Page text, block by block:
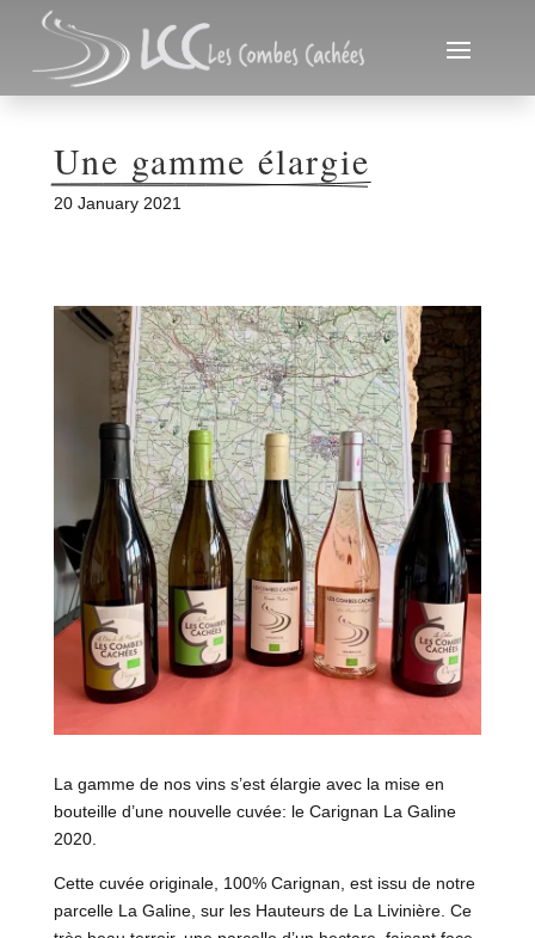
Une gamme élargie
20 January 2021
La gamme de nos vins s’est élargie avec la mise en
bouteille d’une nouvelle cuvée: le Carignan La Galine
2020.
Cette cuvée originale, 100% Carignan, est issu de notre
parcelle La Galine, sur les Hauteurs de La Livinière. Ce